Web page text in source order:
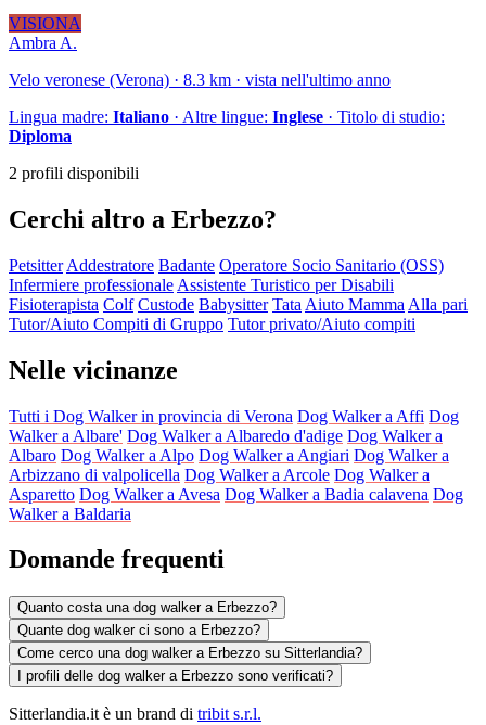
VISIONA
Ambra A.
Velo veronese (Verona) · 8.3 km · vista nell'ultimo anno
Lingua madre: Italiano · Altre lingue: Inglese · Titolo di studio:
Diploma
2 profili disponibili
Cerchi altro a Erbezzo?
Petsitter Addestratore Badante Operatore Socio Sanitario (OSS)
Infermiere professionale Assistente Turistico per Disabili
Fisioterapista Colf Custode Babysitter Tata Aiuto Mamma Alla pari
Tutor/Aiuto Compiti di Gruppo Tutor privato/Aiuto compiti
Nelle vicinanze
Tutti i Dog Walker in provincia di Verona Dog Walker a Affi Dog
Walker a Albare' Dog Walker a Albaredo d'adige Dog Walker a
Albaro Dog Walker a Alpo Dog Walker a Angiari Dog Walker a
Arbizzano di valpolicella Dog Walker a Arcole Dog Walker a
Asparetto Dog Walker a Avesa Dog Walker a Badia calavena Dog
Walker a Baldaria
Domande frequenti
Quanto costa una dog walker a Erbezzo?
Quante dog walker ci sono a Erbezzo?
Come cerco una dog walker a Erbezzo su Sitterlandia?
I profili delle dog walker a Erbezzo sono verificati?
Sitterlandia.it è un brand di tribit s.r.l.